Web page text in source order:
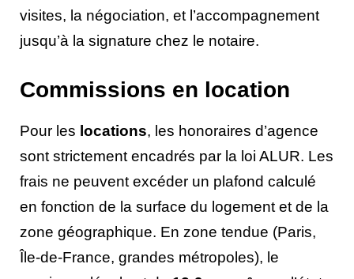
visites, la négociation, et l’accompagnement
jusqu’à la signature chez le notaire.
Commissions en location
Pour les locations, les honoraires d’agence
sont strictement encadrés par la loi ALUR. Les
frais ne peuvent excéder un plafond calculé
en fonction de la surface du logement et de la
zone géographique. En zone tendue (Paris,
Île-de-France, grandes métropoles), le